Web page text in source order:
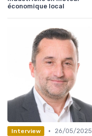
économique local
Interview •
26/05/2025